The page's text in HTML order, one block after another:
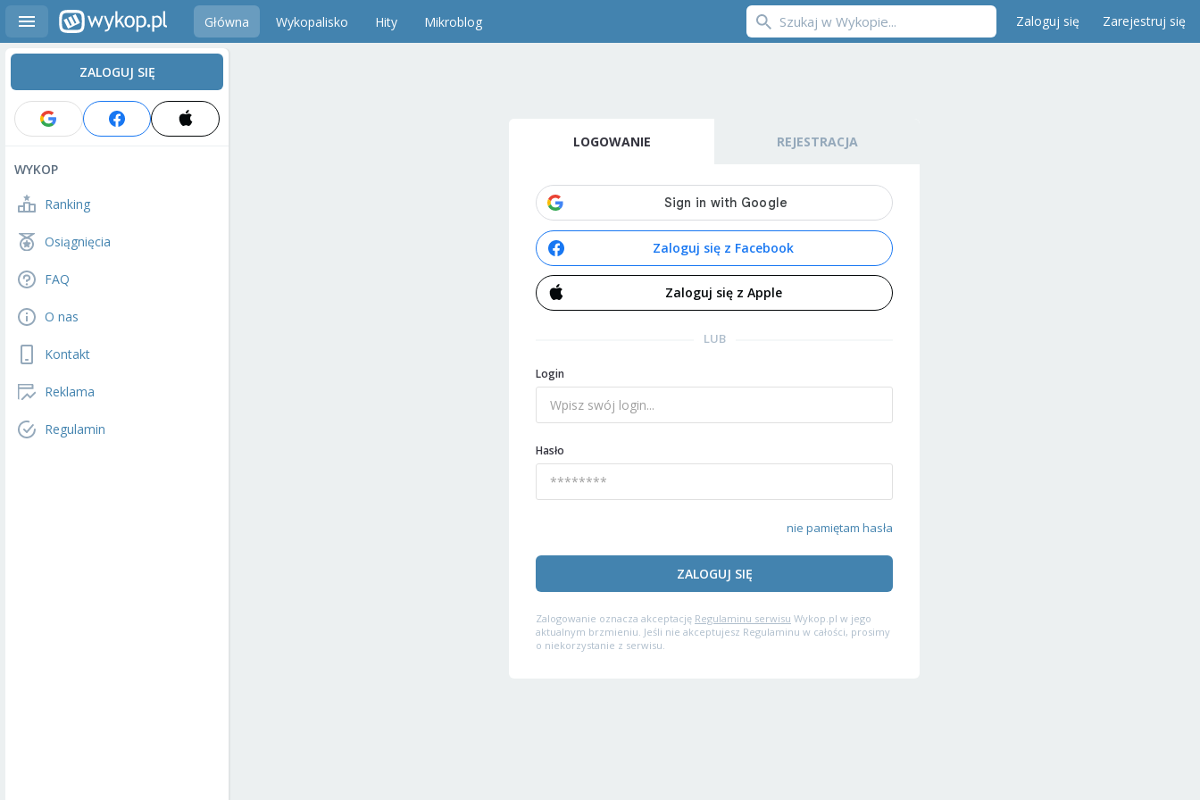
Główna Wykopalisko Hity Mikroblog Zaloguj się Zarejestruj się
ZALOGUJ SIĘ
WYKOP
Ranking
Osiągnięcia
FAQ
O nas
Kontakt
Reklama
Regulamin
LOGOWANIE REJESTRACJA
Zaloguj się z Facebook
Zaloguj się z Apple
LUB
Login
Hasło
nie pamiętam hasła
ZALOGUJ SIĘ
Zalogowanie oznacza akceptację Regulaminu serwisu Wykop.pl w jego
aktualnym brzmieniu. Jeśli nie akceptujesz Regulaminu w całości, prosimy
o niekorzystanie z serwisu.